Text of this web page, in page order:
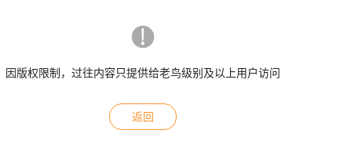
因版权限制，过往内容只提供给老鸟级别及以上用户访问
返回